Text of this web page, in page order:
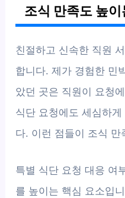
조식 만족도 높
친절하고 신속한 직원
합니다. 제가 경험한 민
았던 곳은 직원이 요청
식단 요청에도 세심하
다. 이런 점들이 조식
특별 식단 요청 대응 여
를 높이는 핵심 요소입